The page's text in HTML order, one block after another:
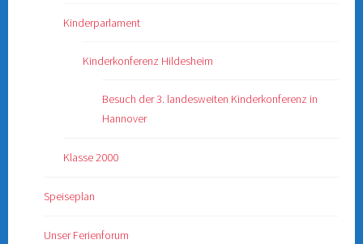
Kinderparlament
Kinderkonferenz Hildesheim
Besuch der 3. landesweiten Kinderkonferenz in
Hannover
Klasse 2000
Speiseplan
Unser Ferienforum